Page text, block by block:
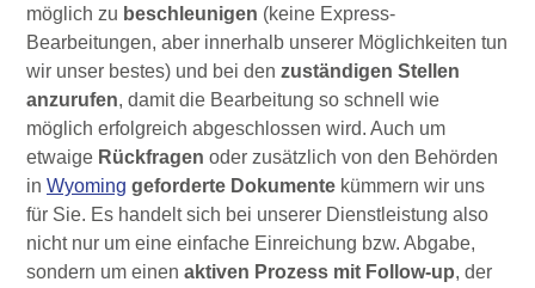
möglich zu beschleunigen (keine Express-
Bearbeitungen, aber innerhalb unserer Möglichkeiten tun
wir unser bestes) und bei den zuständigen Stellen
anzurufen, damit die Bearbeitung so schnell wie
möglich erfolgreich abgeschlossen wird. Auch um
etwaige Rückfragen oder zusätzlich von den Behörden
in Wyoming geforderte Dokumente kümmern wir uns
für Sie. Es handelt sich bei unserer Dienstleistung also
nicht nur um eine einfache Einreichung bzw. Abgabe,
sondern um einen aktiven Prozess mit Follow-up, der